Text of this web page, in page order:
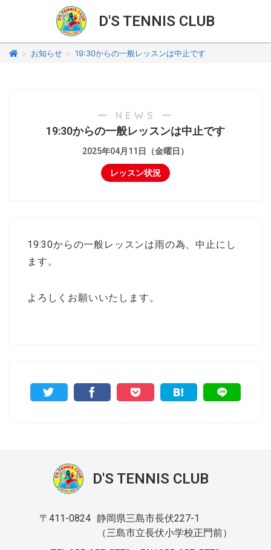
D'S TENNIS CLUB
> お知らせ > 19:30からの一般レッスンは中止です
ー NEWS ー
19:30からの一般レッスンは中止です
2025年04月11日（金曜日）
レッスン状況
19:30からの一般レッスンは雨の為、中止にし
ます。
よろしくお願いいたします。
D'S TENNIS CLUB
〒411-0824 静岡県三島市長伏227-1
（三島市立長伏小学校正門前）